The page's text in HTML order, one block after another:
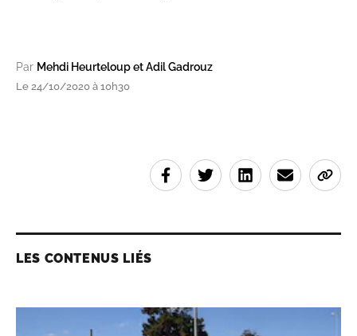
Par Mehdi Heurteloup et Adil Gadrouz
Le 24/10/2020 à 10h30
LES CONTENUS LIÉS